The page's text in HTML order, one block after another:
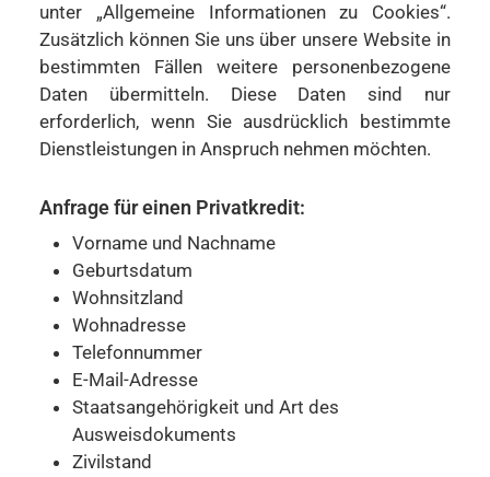
unter „Allgemeine Informationen zu Cookies“.
Zusätzlich können Sie uns über unsere Website in
bestimmten Fällen weitere personenbezogene
Daten übermitteln. Diese Daten sind nur
erforderlich, wenn Sie ausdrücklich bestimmte
Dienstleistungen in Anspruch nehmen möchten.
Anfrage für einen Privatkredit:
Vorname und Nachname
Geburtsdatum
Wohnsitzland
Wohnadresse
Telefonnummer
E-Mail-Adresse
Staatsangehörigkeit und Art des
Ausweisdokuments
Zivilstand